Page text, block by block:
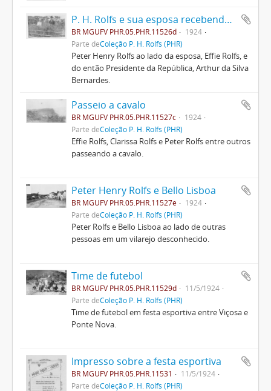
P. H. Rolfs e sua esposa recebendo Arthur Bernardes
BR MGUFV PHR.05.PHR.11526d
1924
Parte deColeção P. H. Rolfs (PHR)
Peter Henry Rolfs ao lado da esposa, Effie Rolfs, e
do então Presidente da República, Arthur da Silva
Bernardes.
Passeio a cavalo
BR MGUFV PHR.05.PHR.11527c
1924
Parte deColeção P. H. Rolfs (PHR)
Effie Rolfs, Clarissa Rolfs e Peter Rolfs entre outros
passeando a cavalo.
Peter Henry Rolfs e Bello Lisboa
BR MGUFV PHR.05.PHR.11527e
1924
Parte deColeção P. H. Rolfs (PHR)
Peter Rolfs e Bello Lisboa ao lado de outras
pessoas em um vilarejo desconhecido.
Time de futebol
BR MGUFV PHR.05.PHR.11529d
11/5/1924
Parte deColeção P. H. Rolfs (PHR)
Time de futebol em festa esportiva entre Viçosa e
Ponte Nova.
Impresso sobre a festa esportiva
BR MGUFV PHR.05.PHR.11531
11/5/1924
Parte deColeção P. H. Rolfs (PHR)